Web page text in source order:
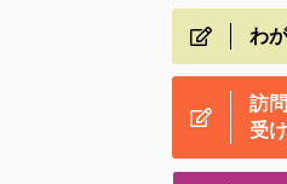
わ
訪
受